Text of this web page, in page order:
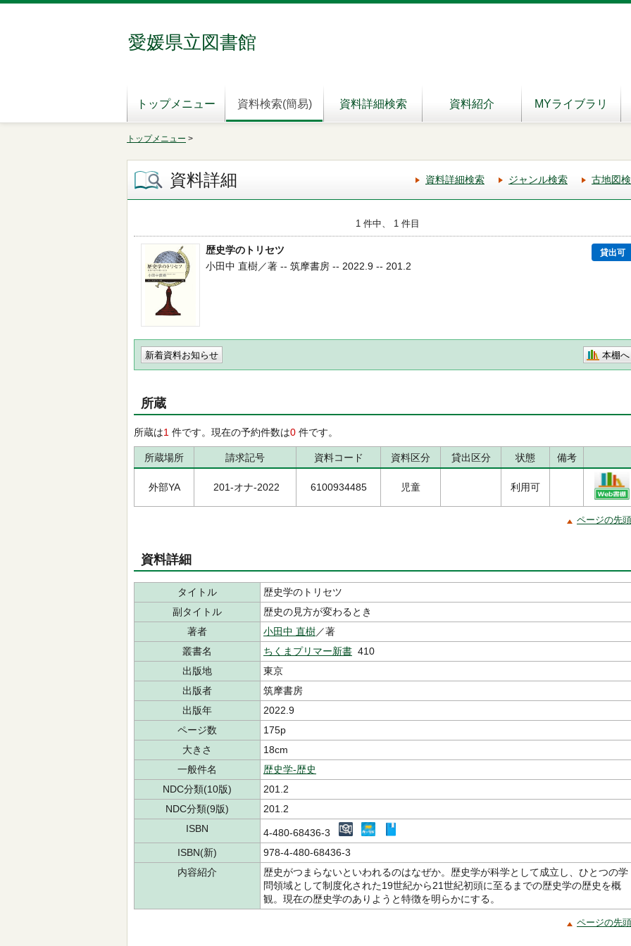
愛媛県立図書館
トップメニュー 資料検索(簡易) 資料詳細検索 資料紹介 MYライブラリ
トップメニュー >
資料詳細 資料詳細検索 ジャンル検索 古地図
1 件中、 1 件目
歴史学のトリセツ 貸出可
小田中 直樹／著 -- 筑摩書房 -- 2022.9 -- 201.2
新着資料お知らせ 本棚へ
所蔵
所蔵は1 件です。現在の予約件数は0 件です。
所蔵場所 請求記号 資料コード 資料区分 貸出区分 状態 備考
外部YA 201-オナ-2022 6100934485 児童 利用可
ページの先
資料詳細
タイトル
歴史学のトリセツ
副タイトル
歴史の見方が変わるとき
著者
小田中 直樹／著
叢書名
ちくまプリマー新書 410
出版地
東京
出版者
筑摩書房
出版年
2022.9
ページ数
175p
大きさ
18cm
一般件名
歴史学-歴史
NDC分類(10版)
201.2
NDC分類(9版)
201.2
ISBN
4-480-68436-3
ISBN(新)
978-4-480-68436-3
内容紹介
歴史がつまらないといわれるのはなぜか。歴史学が科学として成立し、ひとつの学
問領域として制度化された19世紀から21世紀初頭に至るまでの歴史学の歴史を概
観。現在の歴史学のありようと特徴を明らかにする。
ページの先